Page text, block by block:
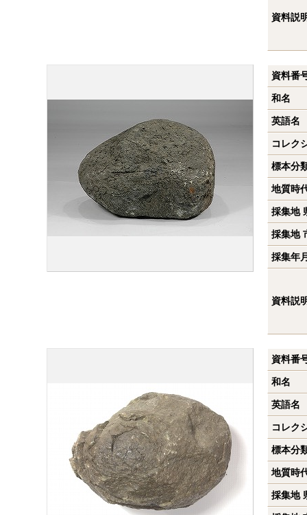
資料説
資料番
和名
英語名
コレク
標本分
地質時
採集地
採集地
採集年
資料説
資料番
和名
英語名
コレク
標本分
地質時
採集地